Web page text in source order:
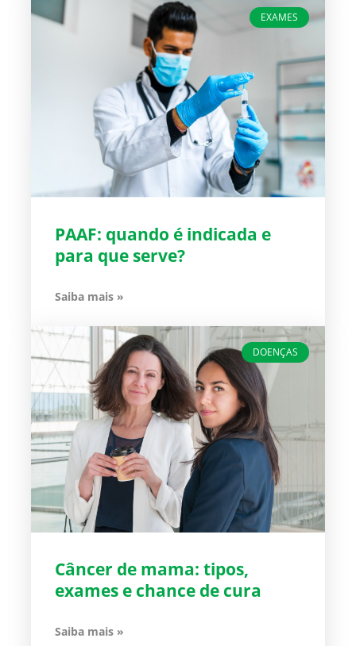
EXAMES
PAAF: quando é indicada e
para que serve?
Saiba mais »
DOENÇAS
Câncer de mama: tipos,
exames e chance de cura
Saiba mais »